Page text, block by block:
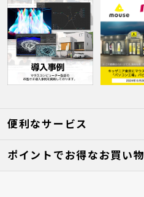
便利なサービス
ポイントでお得なお買い物